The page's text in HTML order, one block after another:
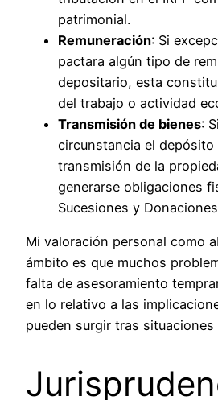
patrimonial.
Remuneración: Si
pactara algún tipo de
depositario, esta
del trabajo o actividad
Transmisión de bienes:
circunstancia el depósito
transmisión de la
generarse obligaciones
Sucesiones y
Mi valoración personal como
ámbito es que muchos
falta de asesoramiento
en lo relativo a las
pueden surgir tras situaciones